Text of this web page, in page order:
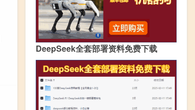
DeepSeek全套部署资料免费下载